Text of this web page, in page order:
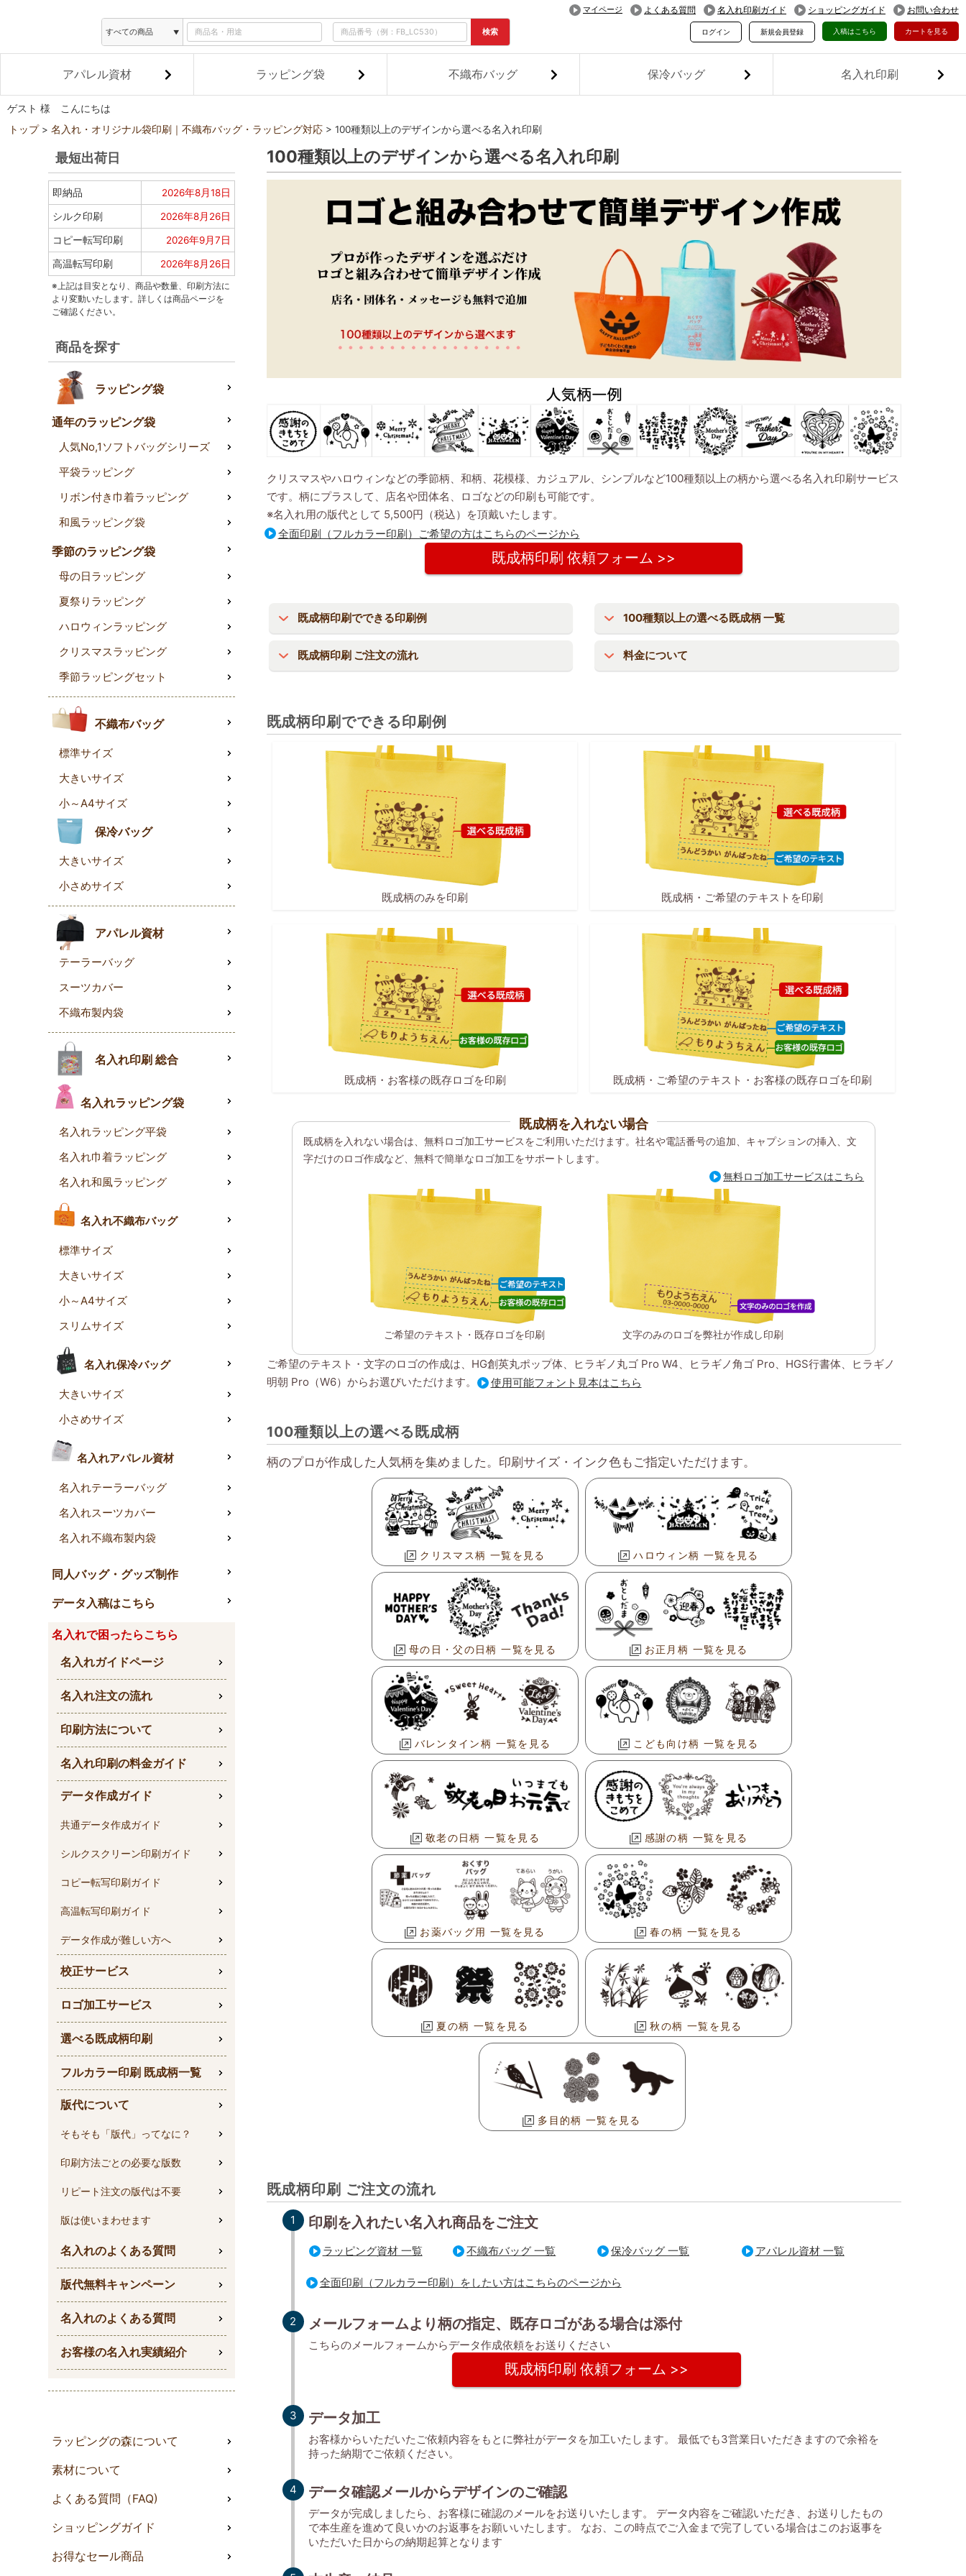
検索
マイページ よくある質問 名入れ印刷ガイド ショッピングガイド お問い合わせ
カートを見る
入稿はこちら
ログイン 新規会員登録
アパレル資材 ラッピング袋 不織布バッグ 保冷バッグ 名入れ印刷
ゲスト 様 こんにちは
トップ 名入れ・オリジナル袋印刷｜不織布バッグ・ラッピング対応 100種類以上のデザインから選べる名入れ印刷
最短出荷日
即納品 2026年8月18日
シルク印刷 2026年8月26日
コピー転写印刷 2026年9月7日
高温転写印刷 2026年8月26日
※上記は目安となり、商品や数量、印刷方法に
より変動いたします。詳しくは商品ページを
ご確認ください。
商品を探す
ラッピング袋
通年のラッピング袋
人気No,1ソフトバッグシリーズ
平袋ラッピング
リボン付き巾着ラッピング
和風ラッピング袋
季節のラッピング袋
母の日ラッピング
夏祭りラッピング
ハロウィンラッピング
クリスマスラッピング
季節ラッピングセット
不織布バッグ
標準サイズ
大きいサイズ
小～A4サイズ
保冷バッグ
大きいサイズ
小さめサイズ
アパレル資材
テーラーバッグ
スーツカバー
不織布製内袋
名入れ印刷 総合
名入れラッピング袋
名入れラッピング平袋
名入れ巾着ラッピング
名入れ和風ラッピング
名入れ不織布バッグ
標準サイズ
大きいサイズ
小～A4サイズ
スリムサイズ
名入れ保冷バッグ
大きいサイズ
小さめサイズ
名入れアパレル資材
名入れテーラーバッグ
名入れスーツカバー
名入れ不織布製内袋
同人バッグ・グッズ制作
データ入稿はこちら
名入れで困ったらこちら
名入れガイドページ
名入れ注文の流れ
印刷方法について
名入れ印刷の料金ガイド
データ作成ガイド
共通データ作成ガイド
シルクスクリーン印刷ガイド
コピー転写印刷ガイド
高温転写印刷ガイド
データ作成が難しい方へ
校正サービス
ロゴ加工サービス
選べる既成柄印刷
フルカラー印刷 既成柄一覧
版代について
そもそも「版代」ってなに？
印刷方法ごとの必要な版数
リピート注文の版代は不要
版は使いまわせます
名入れのよくある質問
版代無料キャンペーン
名入れのよくある質問
お客様の名入れ実績紹介
ラッピングの森について
素材について
よくある質問（FAQ)
ショッピングガイド
お得なセール商品
100種類以上のデザインから選べる名入れ印刷
クリスマスやハロウィンなどの季節柄、和柄、花模様、カジュアル、シンプルなど100種類以上の柄から選べる名入れ印刷サービス
です。柄にプラスして、店名や団体名、ロゴなどの印刷も可能です。
※名入れ用の版代として 5,500円（税込）を頂戴いたします。
全面印刷（フルカラー印刷）ご希望の方はこちらのページから
既成柄印刷 依頼フォーム >>
既成柄印刷でできる印刷例 100種類以上の選べる既成柄 一覧
既成柄印刷 ご注文の流れ 料金について
既成柄印刷でできる印刷例
既成柄のみを印刷 既成柄・ご希望のテキストを印刷
既成柄・お客様の既存ロゴを印刷 既成柄・ご希望のテキスト・お客様の既存ロゴを印刷
既成柄を入れない場合
既成柄を入れない場合は、無料ロゴ加工サービスをご利用いただけます。社名や電話番号の追加、キャプションの挿入、文
字だけのロゴ作成など、無料で簡単なロゴ加工をサポートします。
無料ロゴ加工サービスはこちら
ご希望のテキスト・既存ロゴを印刷 文字のみのロゴを弊社が作成し印刷
ご希望のテキスト・文字のロゴの作成は、HG創英丸ポップ体、ヒラギノ丸ゴ Pro W4、ヒラギノ角ゴ Pro、HGS行書体、ヒラギノ
明朝 Pro（W6）からお選びいただけます。
使用可能フォント見本はこちら
100種類以上の選べる既成柄
柄のプロが作成した人気柄を集めました。印刷サイズ・インク色もご指定いただけます。
クリスマス柄 一覧を見る ハロウィン柄 一覧を見る
母の日・父の日柄 一覧を見る お正月柄 一覧を見る
バレンタイン柄 一覧を見る こども向け柄 一覧を見る
敬老の日柄 一覧を見る 感謝の柄 一覧を見る
お薬バッグ用 一覧を見る 春の柄 一覧を見る
夏の柄 一覧を見る 秋の柄 一覧を見る
多目的柄 一覧を見る
既成柄印刷 ご注文の流れ
印刷を入れたい名入れ商品をご注文
ラッピング資材 一覧 不織布バッグ 一覧 保冷バッグ 一覧 アパレル資材 一覧
全面印刷（フルカラー印刷）をしたい方はこちらのページから
メールフォームより柄の指定、既存ロゴがある場合は添付
こちらのメールフォームからデータ作成依頼をお送りください
既成柄印刷 依頼フォーム >>
データ加工
お客様からいただいたご依頼内容をもとに弊社がデータを加工いたします。 最低でも3営業日いただきますので余裕を
持った納期でご依頼ください。
データ確認メールからデザインのご確認
データが完成しましたら、お客様に確認のメールをお送りいたします。 データ内容をご確認いただき、お送りしたもの
で本生産を進めて良いかのお返事をお願いいたします。 なお、この時点でご入金まで完了している場合はこのお返事を
いただいた日からの納期起算となります